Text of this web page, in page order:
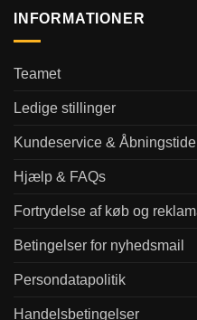
INFORMATIONER
Teamet
Ledige stillinger
Kundeservice &
Hjælp & FAQs
Fortrydelse af køb og
Betingelser for nyhedsmail
Persondatapolitik
Handelsbetingelser